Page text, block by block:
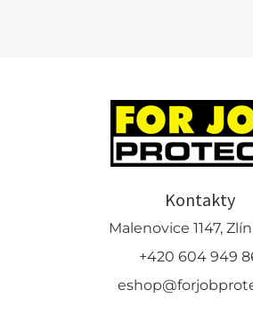
Kontakty
Malenovice 1147,
+420 604 949